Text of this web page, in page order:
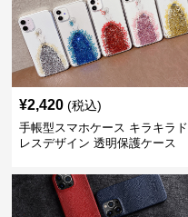
¥2,420 (税込)
手帳型スマホケース キラキラド
レスデザイン 透明保護ケース